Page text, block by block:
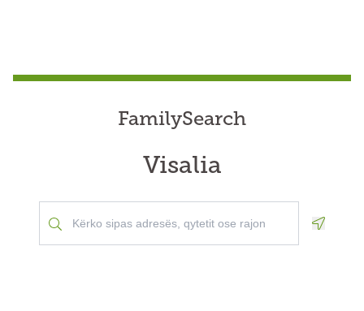
FamilySearch
Visalia